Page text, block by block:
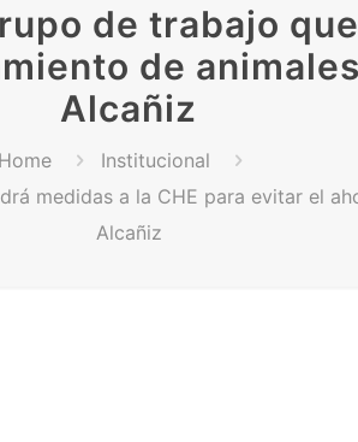
de trabajo
de
Alcañiz
Home
Institucional
medidas a la CHE para evitar el
Alcañiz